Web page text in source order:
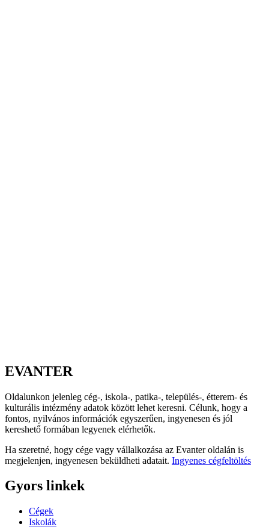
EVANTER
Oldalunkon jelenleg cég-, iskola-, patika-, település-, étterem- és
kulturális intézmény adatok között lehet keresni. Célunk, hogy a
fontos, nyilvános információk egyszerűen, ingyenesen és jól
kereshető formában legyenek elérhetők.
Ha szeretné, hogy cége vagy vállalkozása az Evanter oldalán is
megjelenjen, ingyenesen beküldheti adatait. Ingyenes cégfeltöltés
Gyors linkek
Cégek
Iskolák